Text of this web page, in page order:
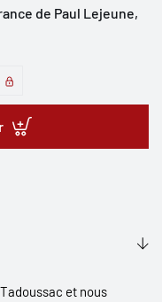
de Paul Lejeune,
et nous